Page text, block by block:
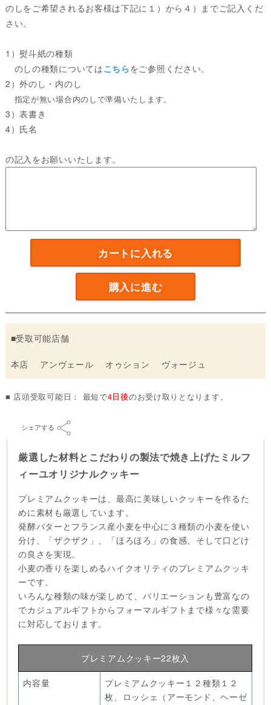
のしをご希望されるお客様は下記に１）から４）までご記入くだ
さい。
1）熨斗紙の種類
のしの種類についてはこちらをご参照ください。
2）外のし・内のし
指定が無い場合内のしで準備いたします。
3）表書き
4）氏名
の記入をお願いいたします。
カートに入れる
購入に進む
■受取可能店舗
本店 アンヴェール オゥション ヴォージュ
■ 店頭受取可能日： 最短で4日後のお受け取りとなります。
シェアする
厳選した材料とこだわりの製法で焼き上げたミルフ
ィーユオリジナルクッキー
プレミアムクッキーは、最高に美味しいクッキーを作るた
めに素材も厳選しています。
発酵バターとフランス産小麦を中心に３種類の小麦を使い
分け、「ザクザク」、「ほろほろ」の食感、そして口どけ
の良さを実現。
小麦の香りを楽しめるハイクオリティのプレミアムクッキ
ーです。
いろんな種類の味が楽しめて、バリエーションも豊富なの
でカジュアルギフトからフォーマルギフトまで様々な需要
に対応しております。
プレミアムクッキー22枚入
内容量
プレミアムクッキー１２種類１２
枚、ロッシェ（アーモンド、ヘーゼ